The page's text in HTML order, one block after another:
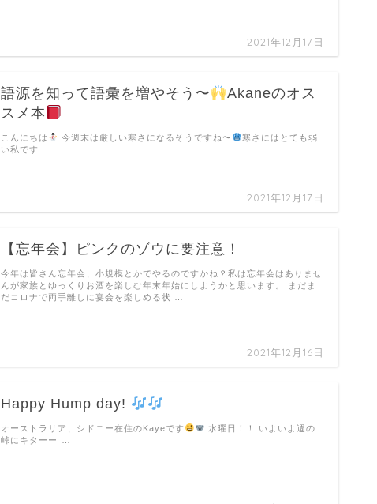
2021年12月17日
語源を知って語彙を増やそう〜
Akaneのオス
スメ本
2021年12月17日
こんにちは 今週末は厳しい寒さになるそうですね〜
寒さにはとても弱
い私です …
【忘年会】ピンクのゾウに要注意！
2021年12月16日
今年は皆さん忘年会、小規模とかでやるのですかね？私は忘年会はありませ
んが家族とゆっくりお酒を楽しむ年末年始にしようかと思います。 まだま
だコロナで両手離しに宴会を楽しめる状 …
Happy Hump day!
オーストラリア、シドニー在住のKayeです
水曜日！！ いよいよ週の
峠にキターー …